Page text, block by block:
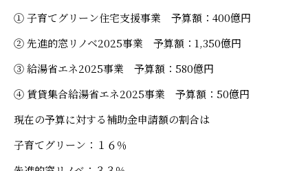
① 子育てグリーン住宅支援事業 予算額：400億円
② 先進的窓リノベ2025事業 予算額：1,350億円
③ 給湯省エネ2025事業 予算額：580億円
④ 賃貸集合給湯省エネ2025事業 予算額：50億円
現在の予算に対する補助金申請額の割合は
子育てグリーン：１６％